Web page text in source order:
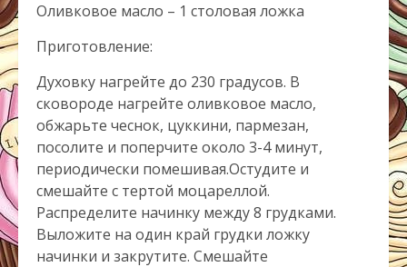
Оливковое масло – 1 столовая ложка
Приготовление:
Духовку нагрейте до 230 градусов. В
сковороде нагрейте оливковое масло,
обжарьте чеснок, цуккини, пармезан,
посолите и поперчите около 3-4 минут,
периодически помешивая.Остудите и
смешайте с тертой моцареллой.
Распределите начинку между 8 грудками.
Выложите на один край грудки ложку
начинки и закрутите. Смешайте